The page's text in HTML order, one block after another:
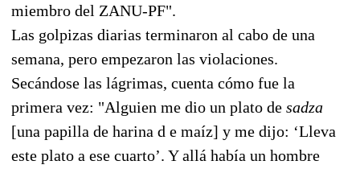
miembro del ZANU-PF".
Las golpizas diarias terminaron al cabo de una
semana, pero empezaron las violaciones.
Secándose las lágrimas, cuenta cómo fue la
primera vez: "Alguien me dio un plato de sadza
[una papilla de harina d e maíz] y me dijo: ‘Lleva
este plato a ese cuarto’. Y allá había un hombre